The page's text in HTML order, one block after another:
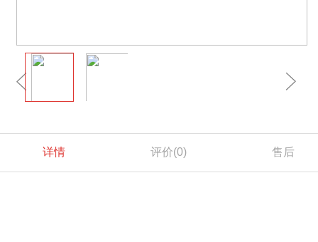
详情 评价(0) 售后